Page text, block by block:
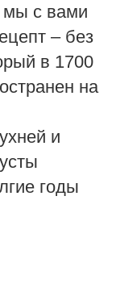
мы с вами
– без
в 1700
на
и
годы